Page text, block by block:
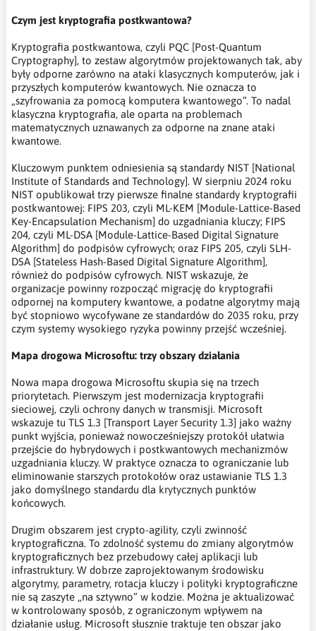
Czym jest kryptografia postkwantowa?
Kryptografia postkwantowa, czyli PQC [Post-Quantum
Cryptography], to zestaw algorytmów projektowanych tak, aby
były odporne zarówno na ataki klasycznych komputerów, jak i
przyszłych komputerów kwantowych. Nie oznacza to
„szyfrowania za pomocą komputera kwantowego”. To nadal
klasyczna kryptografia, ale oparta na problemach
matematycznych uznawanych za odporne na znane ataki
kwantowe.
Kluczowym punktem odniesienia są standardy NIST [National
Institute of Standards and Technology]. W sierpniu 2024 roku
NIST opublikował trzy pierwsze finalne standardy kryptografii
postkwantowej: FIPS 203, czyli ML-KEM [Module-Lattice-Based
Key-Encapsulation Mechanism] do uzgadniania kluczy; FIPS
204, czyli ML-DSA [Module-Lattice-Based Digital Signature
Algorithm] do podpisów cyfrowych; oraz FIPS 205, czyli SLH-
DSA [Stateless Hash-Based Digital Signature Algorithm],
również do podpisów cyfrowych. NIST wskazuje, że
organizacje powinny rozpocząć migrację do kryptografii
odpornej na komputery kwantowe, a podatne algorytmy mają
być stopniowo wycofywane ze standardów do 2035 roku, przy
czym systemy wysokiego ryzyka powinny przejść wcześniej.
Mapa drogowa Microsoftu: trzy obszary działania
Nowa mapa drogowa Microsoftu skupia się na trzech
priorytetach. Pierwszym jest modernizacja kryptografii
sieciowej, czyli ochrony danych w transmisji. Microsoft
wskazuje tu TLS 1.3 [Transport Layer Security 1.3] jako ważny
punkt wyjścia, ponieważ nowocześniejszy protokół ułatwia
przejście do hybrydowych i postkwantowych mechanizmów
uzgadniania kluczy. W praktyce oznacza to ograniczanie lub
eliminowanie starszych protokołów oraz ustawianie TLS 1.3
jako domyślnego standardu dla krytycznych punktów
końcowych.
Drugim obszarem jest crypto-agility, czyli zwinność
kryptograficzna. To zdolność systemu do zmiany algorytmów
kryptograficznych bez przebudowy całej aplikacji lub
infrastruktury. W dobrze zaprojektowanym środowisku
algorytmy, parametry, rotacja kluczy i polityki kryptograficzne
nie są zaszyte „na sztywno” w kodzie. Można je aktualizować
w kontrolowany sposób, z ograniczonym wpływem na
działanie usług. Microsoft słusznie traktuje ten obszar jako